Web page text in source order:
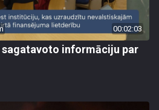
00:02:03
sagatavoto informāciju par